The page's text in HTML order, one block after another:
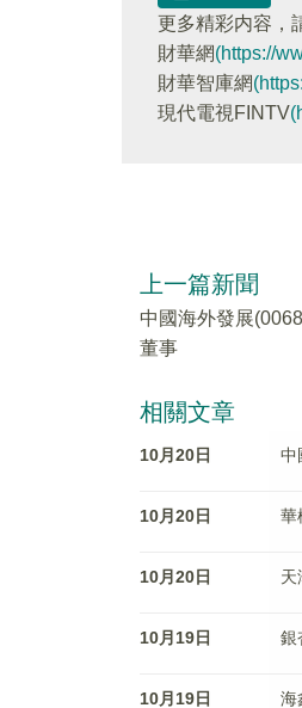
更多精彩内容，
財華網(https://
財華智庫網
現代電視FINTV
上一篇新聞
中國海外發展
董事
相關文章
10月20日 中
10月20日 華
10月20日 天
10月19日 銀
10月19日 海